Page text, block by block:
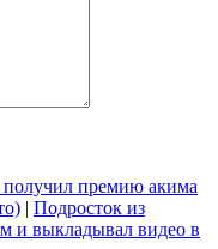
получил премию акима
| Подросток из
и выкладывал видео в